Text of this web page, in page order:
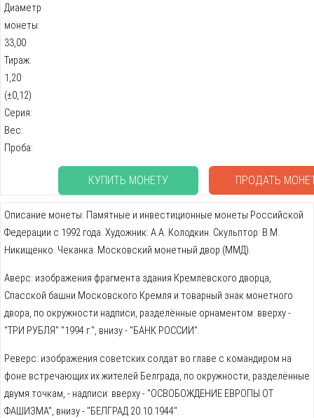
Диаметр
монеты:
33,00
Тираж:
1,20
(±0,12)
Серия:
Вес:
Проба:
КУПИТЬ МОНЕТУ ПРОДАТЬ
Описание монеты: Памятные и инвестиционные монеты Российской
Федерации с 1992 года. Художник: А.А. Колодкин. Скульптор: В.М.
Никищенко. Чеканка: Московский монетный двор (ММД).
Аверс: изображения фрагмента здания Кремлёвского дворца,
Спасской башни Московского Кремля и товарный знак монетного
двора, по окружности надписи, разделённые орнаментом: вверху -
"ТРИ РУБЛЯ" "1994 г.", внизу - "БАНК РОССИИ".
Реверс: изображения советских солдат во главе с командиром на
фоне встречающих их жителей Белграда, по окружности, разделённые
двумя точкам, - надписи: вверху - "ОСВОБОЖДЕНИЕ ЕВРОПЫ ОТ
ФАШИЗМА", внизу - "БЕЛГРАД 20.10.1944".